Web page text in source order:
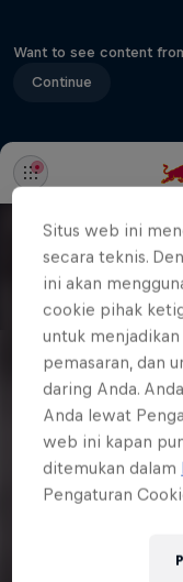
Want to see content
Continue
Situs web ini
secara teknis.
ini akan
cookie pihak
untuk
pemasaran, dan
daring Anda.
Anda lewat
web ini kapan
ditemukan dalam
Pengaturan